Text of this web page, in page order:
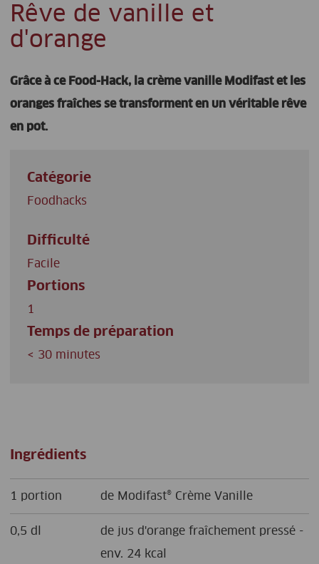
Rêve de vanille et
d'orange
Grâce à ce Food-Hack, la crème vanille Modifast et les
oranges fraîches se transforment en un véritable rêve
en pot.
Catégorie
Foodhacks
Difficulté
Facile
Portions
1
Temps de préparation
< 30 minutes
Ingrédients
1 portion de Modifast® Crème Vanille
0,5 dl
de jus d'orange fraîchement pressé -
env. 24 kcal